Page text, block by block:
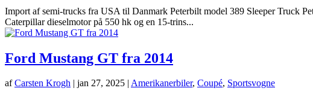
Import af semi-trucks fra USA til Danmark Peterbilt model 389 Sleeper Truck
Caterpillar dieselmotor på 550 hk og en 15-trins...
Ford Mustang GT fra 2014
afCarsten Krogh | jan 27, 2025 | Amerikanerbiler, Coupé, Sportsvogne